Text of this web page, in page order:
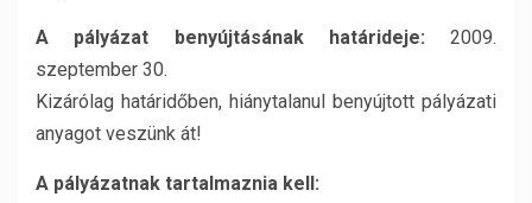
A pályázat benyújtásának határideje: 2009.
szeptember 30.
Kizárólag határidőben, hiánytalanul benyújtott pályázati
anyagot veszünk át!
A pályázatnak tartalmaznia kell: